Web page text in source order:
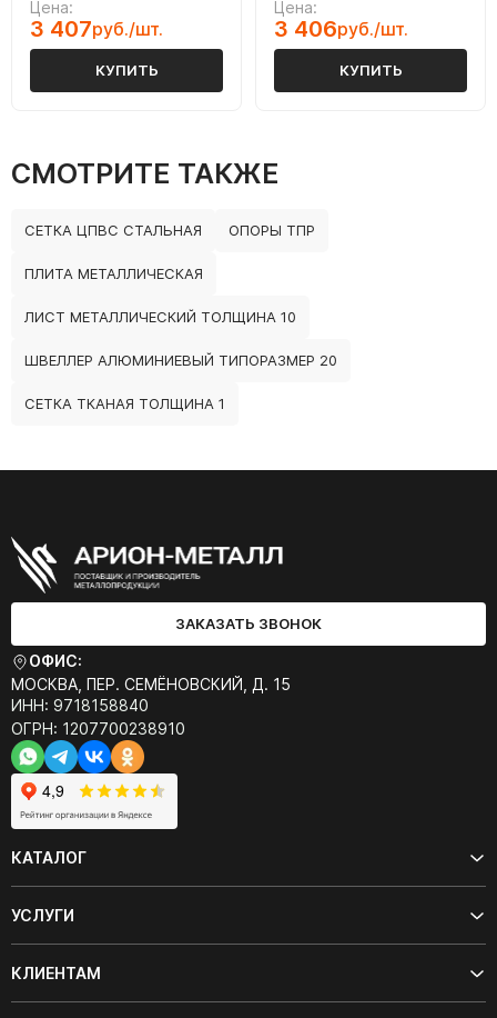
Цена:
3 407руб./шт.
КУПИТЬ
Цена:
3 406руб./шт.
КУПИТЬ
СМОТРИТЕ ТАКЖЕ
СЕТКА ЦПВС СТАЛЬНАЯ ОПОРЫ ТПР
ПЛИТА МЕТАЛЛИЧЕСКАЯ
ЛИСТ МЕТАЛЛИЧЕСКИЙ ТОЛЩИНА 10
ШВЕЛЛЕР АЛЮМИНИЕВЫЙ ТИПОРАЗМЕР 20
СЕТКА ТКАНАЯ ТОЛЩИНА 1
ЗАКАЗАТЬ ЗВОНОК
ОФИС:
МОСКВА, ПЕР. СЕМЁНОВСКИЙ, Д. 15
ИНН: 9718158840
ОГРН: 1207700238910
КАТАЛОГ
УСЛУГИ
КЛИЕНТАМ